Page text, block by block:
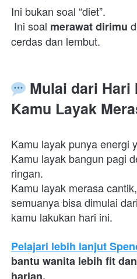
Ini bukan soal “diet”.
Ini soal merawat dirimu
cerdas dan lembut.
Mulai dari
Kamu Layak
Kamu layak punya energi
Kamu layak bangun pagi
ringan.
Kamu layak merasa
semuanya bisa dimulai
kamu lakukan hari ini.
Pelajari lebih lanjut
bantu wanita lebih fit
harian.